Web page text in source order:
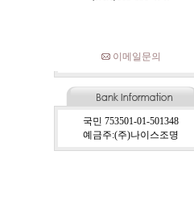
이메일문의
국민 753501-01-501348
예금주:(주)나이스조명